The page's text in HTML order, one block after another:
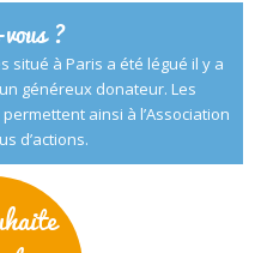
?
situé à Paris a été légué il y a
généreux donateur. Les
ainsi à l’Association
d’actions.